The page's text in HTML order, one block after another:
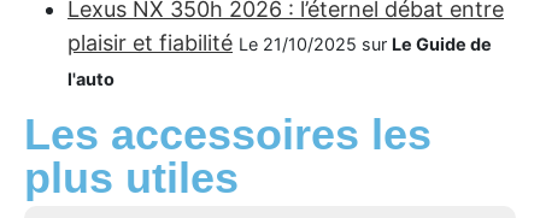
Lexus NX 350h 2026 : l’éternel débat entre
plaisir et fiabilité Le 21/10/2025 sur Le Guide de
l'auto
Les accessoires les
plus utiles